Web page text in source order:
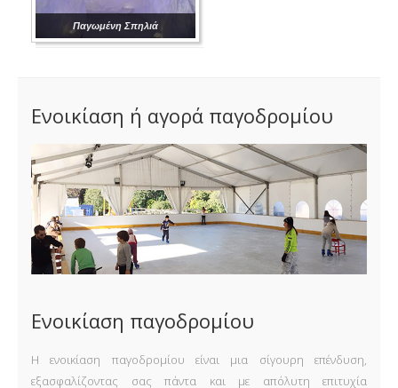
Παγωμένη Σπηλιά
Ενοικίαση ή αγορά παγοδρομίου
Ενοικίαση παγοδρομίου
Η ενοικίαση παγοδρομίου είναι μια σίγουρη επένδυση,
εξασφαλίζοντας σας πάντα και με απόλυτη επιτυχία